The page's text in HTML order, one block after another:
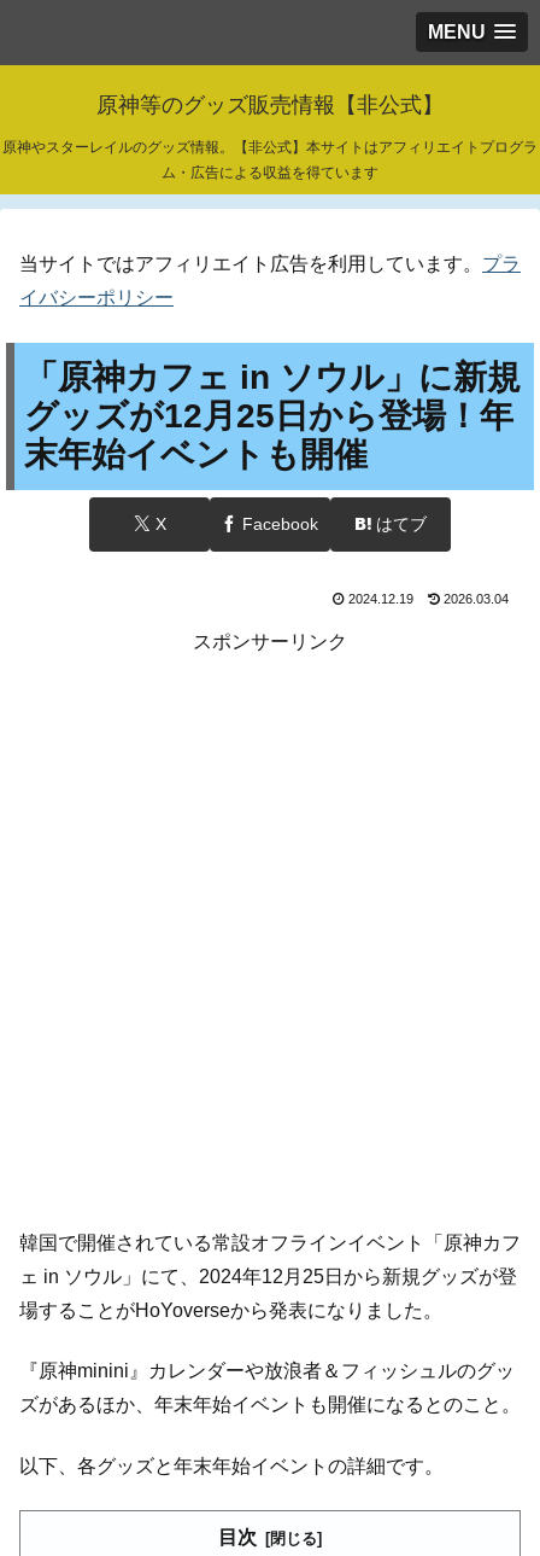
MENU
原神等のグッズ販売情報【非公式】
原神やスターレイルのグッズ情報。【非公式】本サイトはアフィリエイトプログラ
ム・広告による収益を得ています
当サイトではアフィリエイト広告を利用しています。 プラ
イバシーポリシー
「原神カフェ in ソウル」に新規
グッズが12月25日から登場！年
末年始イベントも開催
X Facebook はてブ
2024.12.19 2026.03.04
スポンサーリンク
韓国で開催されている常設オフラインイベント「原神カフ
ェ in ソウル」にて、2024年12月25日から新規グッズが登
場することがHoYoverseから発表になりました。
『原神minini』カレンダーや放浪者＆フィッシュルのグッ
ズがあるほか、年末年始イベントも開催になるとのこと。
以下、各グッズと年末年始イベントの詳細です。
目次